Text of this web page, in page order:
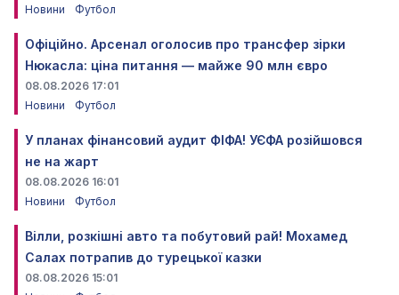
Новини
Футбол
Офіційно. Арсенал оголосив про трансфер зірки
Нюкасла: ціна питання — майже 90 млн євро
08.08.2026 17:01
Новини
Футбол
У планах фінансовий аудит ФІФА! УЄФА розійшовся
не на жарт
08.08.2026 16:01
Новини
Футбол
Вілли, розкішні авто та побутовий рай! Мохамед
Салах потрапив до турецької казки
08.08.2026 15:01